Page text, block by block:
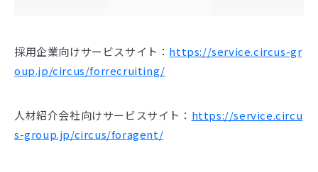
採用企業向けサービスサイト： https://service.circus-gr
oup.jp/circus/forrecruiting/
人材紹介会社向けサービスサイト： https://service.circu
s-group.jp/circus/foragent/